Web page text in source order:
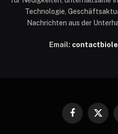
Technologie,
Nachrichten aus der
Email:
Facebook
X